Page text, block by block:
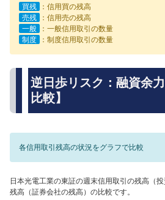
買残
：信用買の残高
売残
：信用売の残高
一般
：一般信用取引の数量
制度
：制度信用取引の数量
逆日歩リスク：融資余
比較】
各信用取引残高の状況をグラフで比較
日本光電工業の東証の週末信用取引の残高（
残高（証券会社の残高）の比較です。